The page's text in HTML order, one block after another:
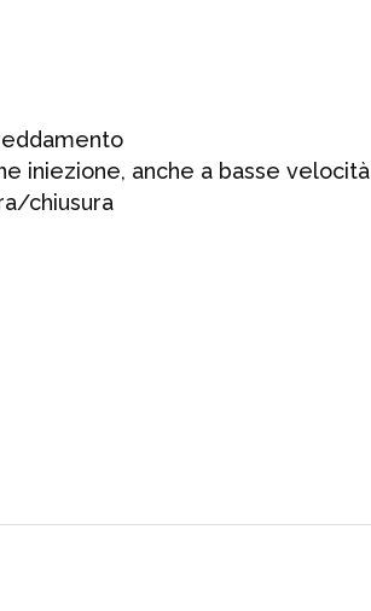
iniezione, anche a basse velocità
chiusura